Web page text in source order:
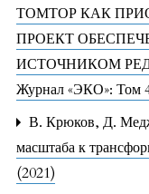
ТОМТОР КАК
ПРОЕКТ
ИСТОЧНИКОМ
Журнал «ЭКО»: Том
В. Крюков, Д.
масштаба к
(2021)